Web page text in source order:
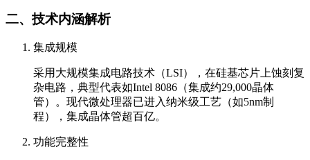
二、技术内涵解析
集成规模
采用大规模集成电路技术（LSI），在硅基芯片上蚀刻复
杂电路，典型代表如Intel 8086（集成约29,000晶体
管）。现代微处理器已进入纳米级工艺（如5nm制
程），集成晶体管超百亿。
功能完整性